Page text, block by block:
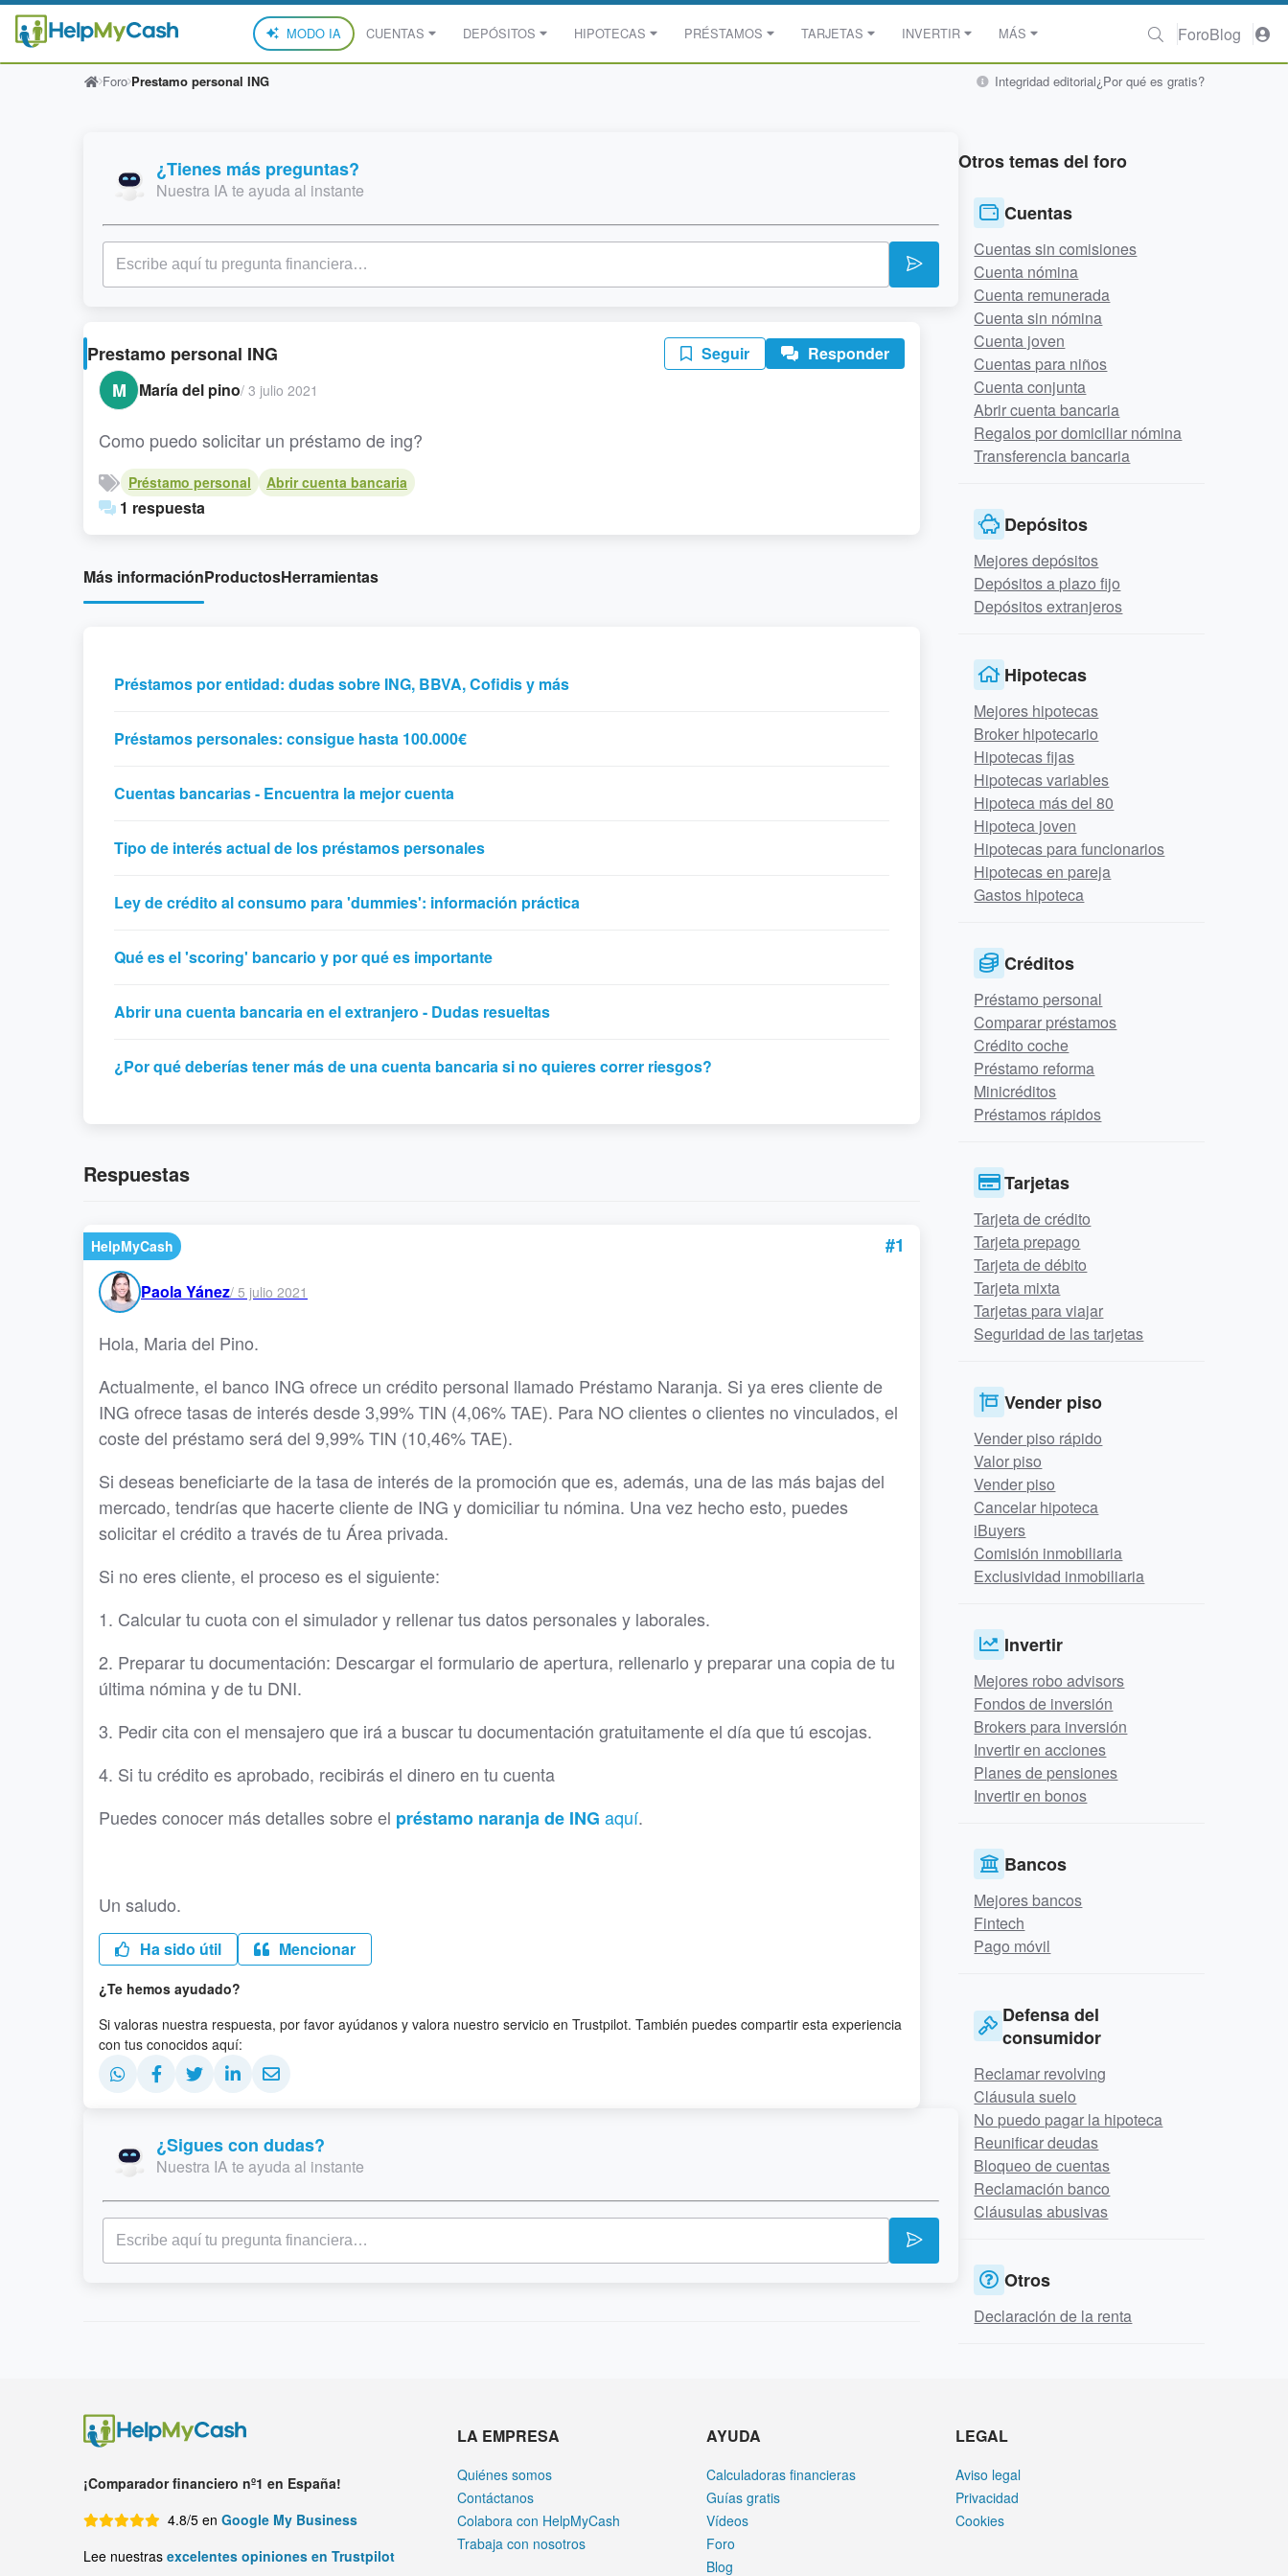
MODO IA CUENTAS DEPÓSITOS HIPOTECAS PRÉSTAMOS TARJETAS INVERTIR MÁS ForoBlog
Integridad editorial¿Por qué es gratis?
Foro Prestamo personal ING
¿Tienes más preguntas?
Nuestra IA te ayuda al instante
Prestamo personal ING Seguir Responder
M María del pino/ 3 julio 2021
Como puedo solicitar un préstamo de ing?
Préstamo personal Abrir cuenta bancaria
1 respuesta
Más informaciónProductosHerramientas
Préstamos por entidad: dudas sobre ING, BBVA, Cofidis y más
Préstamos personales: consigue hasta 100.000€
Cuentas bancarias - Encuentra la mejor cuenta
Tipo de interés actual de los préstamos personales
Ley de crédito al consumo para 'dummies': información práctica
Qué es el 'scoring' bancario y por qué es importante
Abrir una cuenta bancaria en el extranjero - Dudas resueltas
¿Por qué deberías tener más de una cuenta bancaria si no quieres correr riesgos?
Respuestas
HelpMyCash #1
Paola Yánez/ 5 julio 2021
Hola, Maria del Pino.
Actualmente, el banco ING ofrece un crédito personal llamado Préstamo Naranja. Si ya eres cliente de
ING ofrece tasas de interés desde 3,99% TIN (4,06% TAE). Para NO clientes o clientes no vinculados, el
coste del préstamo será del 9,99% TIN (10,46% TAE).
Si deseas beneficiarte de la tasa de interés de la promoción que es, además, una de las más bajas del
mercado, tendrías que hacerte cliente de ING y domiciliar tu nómina. Una vez hecho esto, puedes
solicitar el crédito a través de tu Área privada.
Si no eres cliente, el proceso es el siguiente:
1. Calcular tu cuota con el simulador y rellenar tus datos personales y laborales.
2. Preparar tu documentación: Descargar el formulario de apertura, rellenarlo y preparar una copia de tu
última nómina y de tu DNI.
3. Pedir cita con el mensajero que irá a buscar tu documentación gratuitamente el día que tú escojas.
4. Si tu crédito es aprobado, recibirás el dinero en tu cuenta
Puedes conocer más detalles sobre el préstamo naranja de ING aquí.
Un saludo.
Ha sido útil Mencionar
¿Te hemos ayudado?
Si valoras nuestra respuesta, por favor ayúdanos y valora nuestro servicio en Trustpilot. También puedes compartir esta experiencia
con tus conocidos aquí:
¿Sigues con dudas?
Nuestra IA te ayuda al instante
Otros temas del foro
Cuentas
Cuentas sin comisiones
Cuenta nómina
Cuenta remunerada
Cuenta sin nómina
Cuenta joven
Cuentas para niños
Cuenta conjunta
Abrir cuenta bancaria
Regalos por domiciliar nómina
Transferencia bancaria
Depósitos
Mejores depósitos
Depósitos a plazo fijo
Depósitos extranjeros
Hipotecas
Mejores hipotecas
Broker hipotecario
Hipotecas fijas
Hipotecas variables
Hipoteca más del 80
Hipoteca joven
Hipotecas para funcionarios
Hipotecas en pareja
Gastos hipoteca
Créditos
Préstamo personal
Comparar préstamos
Crédito coche
Préstamo reforma
Minicréditos
Préstamos rápidos
Tarjetas
Tarjeta de crédito
Tarjeta prepago
Tarjeta de débito
Tarjeta mixta
Tarjetas para viajar
Seguridad de las tarjetas
Vender piso
Vender piso rápido
Valor piso
Vender piso
Cancelar hipoteca
iBuyers
Comisión inmobiliaria
Exclusividad inmobiliaria
Invertir
Mejores robo advisors
Fondos de inversión
Brokers para inversión
Invertir en acciones
Planes de pensiones
Invertir en bonos
Bancos
Mejores bancos
Fintech
Pago móvil
Defensa del
consumidor
Reclamar revolving
Cláusula suelo
No puedo pagar la hipoteca
Reunificar deudas
Bloqueo de cuentas
Reclamación banco
Cláusulas abusivas
Otros
Declaración de la renta
¡Comparador financiero nº1 en España!
4.8/5 en Google My Business
Lee nuestras excelentes opiniones en Trustpilot
LA EMPRESA
Quiénes somos
Contáctanos
Colabora con HelpMyCash
Trabaja con nosotros
AYUDA
Calculadoras financieras
Guías gratis
Vídeos
Foro
Blog
LEGAL
Aviso legal
Privacidad
Cookies